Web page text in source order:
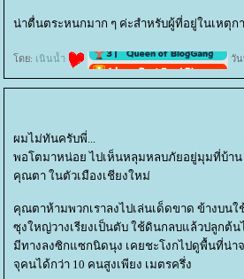
น่าตื่นตระหนกมาก ๆ ค่ะสำหรับผู้ที่อยู่ในเหตุก
ดย: เนินน้ำ วัน
ผมไม่ทันครับพี่...
พอโตมาหน่อย ไปเห็นหลุมหลบภัยอยู่มุมที่บ้าน
คุณตา ในตัวเมืองเชียงใหม่
คุณตาห้ามพวกเราลงไปเล่นเด็ดขาด ข้างบนใ
ซุงใหญ่วางเรียงเป็นตับ ใช้ดินกลบแล้วปลูกต้น
มีทางลงซิกแซกนิดนุง เคยชะโงกไปดูพื้นที่น่า
จุคนได้กว่า 10 คนสูงเพียง เมตรครึ่ง